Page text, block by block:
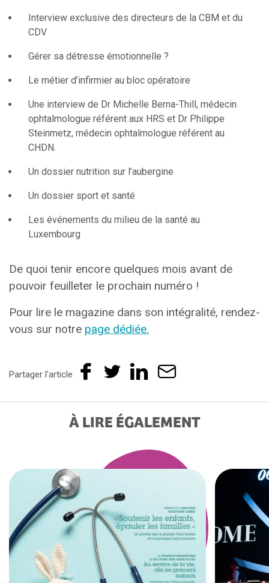
Interview exclusive des directeurs de la CBM et du
CDV
Gérer sa détresse émotionnelle ?
Le métier d’infirmier au bloc opératoire
Une interview de Dr Michelle Berna-Thill, médecin
ophtalmologue référent aux HRS et Dr Philippe
Steinmetz, médecin ophtalmologue référent au
CHDN.
Un dossier nutrition sur l’aubergine
Un dossier sport et santé
Les événements du milieu de la santé au
Luxembourg
De quoi tenir encore quelques mois avant de
pouvoir feuilleter le prochain numéro !
Pour lire le magazine dans son intégralité, rendez-
vous sur notre page dédiée.
Partager l'article
À LIRE ÉGALEMENT